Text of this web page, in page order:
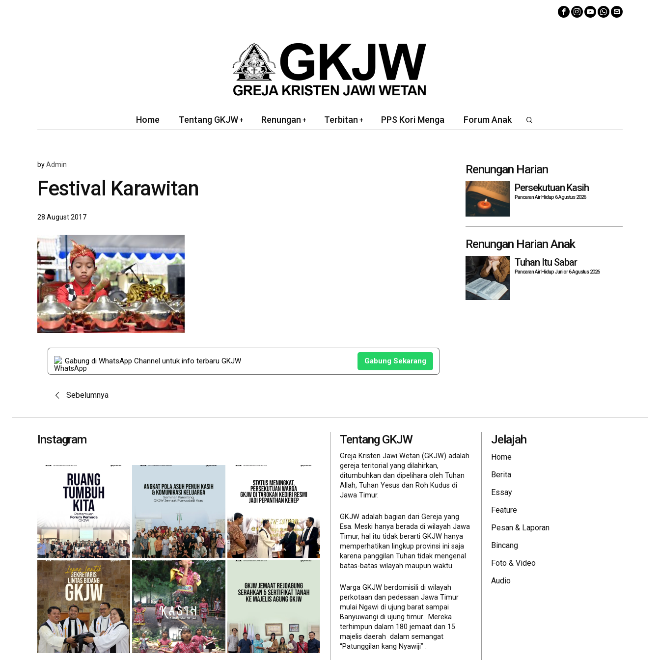
Home Tentang GKJW Renungan Terbitan PPS Kori Menga Forum Anak
byAdmin
Festival Karawitan
28 August 2017
Gabung di WhatsApp Channel untuk info terbaru GKJW Gabung Sekarang
Post
navigation
Sebelumnya
Renungan Harian
Persekutuan Kasih
Pancaran Air Hidup 6 Agustus 2026
Renungan Harian Anak
Tuhan Itu Sabar
Pancaran Air Hidup Junior 6 Agustus 2026
Instagram Tentang GKJW
Greja Kristen Jawi Wetan (GKJW) adalah
gereja teritorial yang dilahirkan,
ditumbuhkan dan dipelihara oleh Tuhan
Allah, Tuhan Yesus dan Roh Kudus di
Jawa Timur.
GKJW adalah bagian dari Gereja yang
Esa. Meski hanya berada di wilayah Jawa
Timur, hal itu tidak berarti GKJW hanya
memperhatikan lingkup provinsi ini saja
karena panggilan Tuhan tidak mengenal
batas-batas wilayah maupun waktu.
Warga GKJW berdomisili di wilayah
perkotaan dan pedesaan Jawa Timur
mulai Ngawi di ujung barat sampai
Banyuwangi di ujung timur. Mereka
terhimpun dalam 180 jemaat dan 15
majelis daerah dalam semangat
“Patunggilan kang Nyawiji” .
Jelajah
Home
Berita
Essay
Feature
Pesan & Laporan
Bincang
Foto & Video
Audio